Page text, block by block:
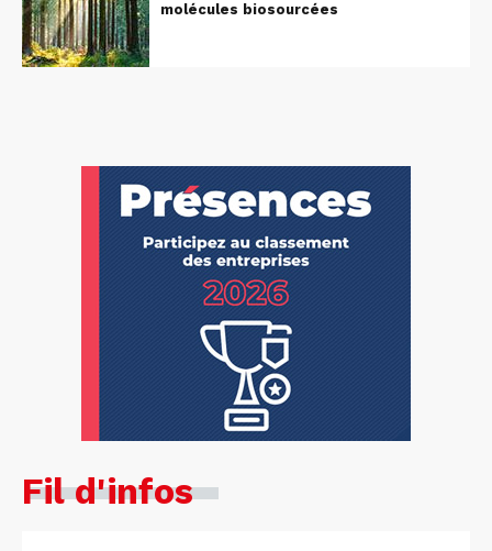
molécules biosourcées
Fil d'infos